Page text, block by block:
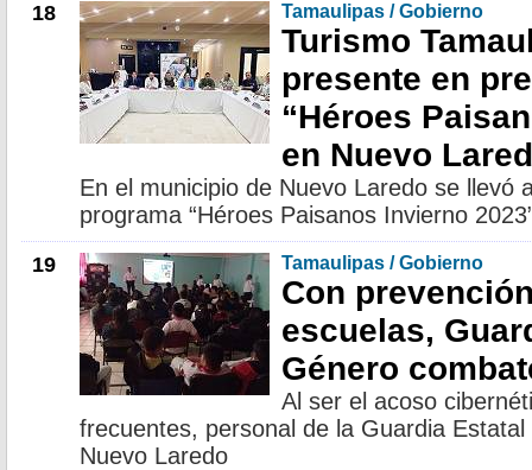
18 Tamaulipas / Gobierno
Turismo
presente en
“Héroes
en Nuevo
En el municipio de Nuevo Laredo se llevó
programa “Héroes Paisanos Invierno
19 Tamaulipas / Gobierno
Con
escuelas,
Género
Al ser el acoso
frecuentes, personal de la Guardia
Nuevo Laredo